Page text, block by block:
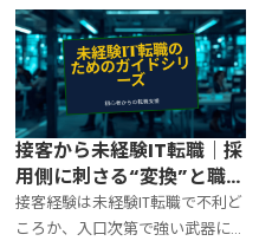
「作業の羅列」をやめて、正確
性・手順化・調整力・改善を“再
現性”として見せること。職務経
歴書の書き方と面接の言い方を
テンプレ化します。
接客から未経験IT転職｜採
用側に刺さる“変換”と職務
経歴書テンプレ
接客経験は未経験IT転職で不利ど
ころか、入口次第で強い武器に